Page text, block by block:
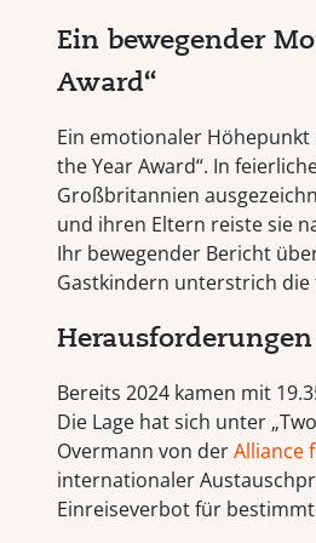
Ein bewegender
Award“
Ein emotionaler Höhepunkt
the Year Award“. In
Großbritannien
und ihren Eltern reiste sie
Ihr bewegender Bericht
Gastkindern unterstrich die
Bereits 2024 kamen mit
Die Lage hat sich unter
Overmann von derAlliance
internationaler
Einreiseverbot für